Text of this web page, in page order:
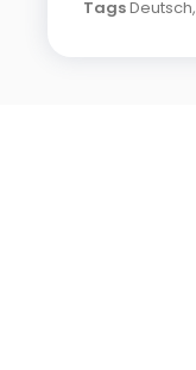
TagsDeutsch,